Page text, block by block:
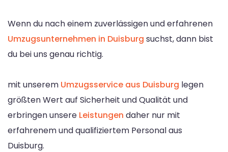
Wenn du nach einem zuverlässigen und erfahrenen
Umzugsunternehmen in Duisburg suchst, dann bist
du bei uns genau richtig.
mit unserem Umzugsservice aus Duisburg legen
größten Wert auf Sicherheit und Qualität und
erbringen unsere Leistungen daher nur mit
erfahrenem und qualifiziertem Personal aus
Duisburg.